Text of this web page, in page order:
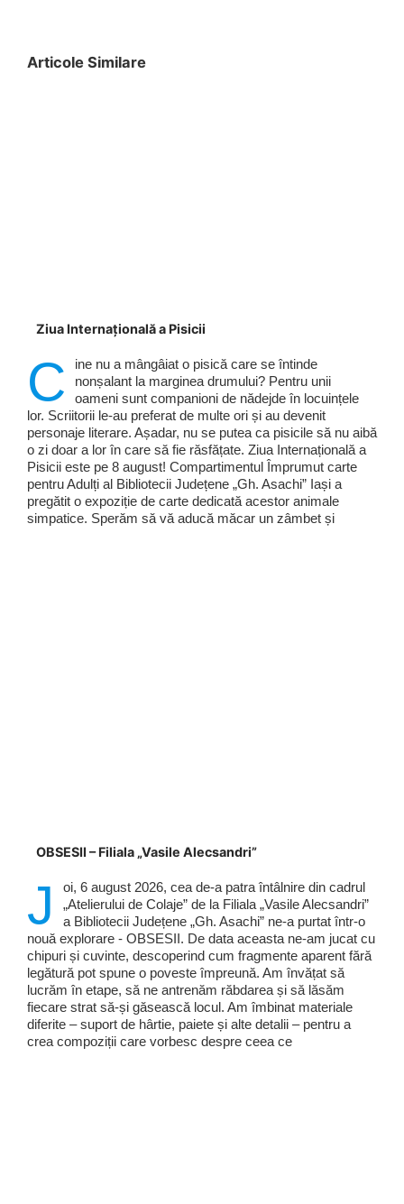
Articole Similare
Ziua Internațională a Pisicii
C
ine nu a mângâiat o pisică care se întinde
nonșalant la marginea drumului? Pentru unii
oameni sunt companioni de nădejde în locuințele
lor. Scriitorii le-au preferat de multe ori și au devenit
personaje literare. Așadar, nu se putea ca pisicile să nu aibă
o zi doar a lor în care să fie răsfățate. Ziua Internațională a
Pisicii este pe 8 august! Compartimentul Împrumut carte
pentru Adulți al Bibliotecii Județene „Gh. Asachi” Iași a
pregătit o expoziție de carte dedicată acestor animale
simpatice. Sperăm să vă aducă măcar un zâmbet și
OBSESII – Filiala „Vasile Alecsandri”
J
oi, 6 august 2026, cea de-a patra întâlnire din cadrul
„Atelierului de Colaje” de la Filiala „Vasile Alecsandri”
a Bibliotecii Județene „Gh. Asachi” ne-a purtat într-o
nouă explorare - OBSESII. De data aceasta ne-am jucat cu
chipuri și cuvinte, descoperind cum fragmente aparent fără
legătură pot spune o poveste împreună. Am învățat să
lucrăm în etape, să ne antrenăm răbdarea și să lăsăm
fiecare strat să-și găsească locul. Am îmbinat materiale
diferite – suport de hârtie, paiete și alte detalii – pentru a
crea compoziții care vorbesc despre ceea ce